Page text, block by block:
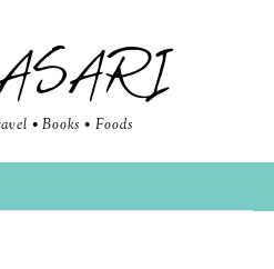
• Books • Foods